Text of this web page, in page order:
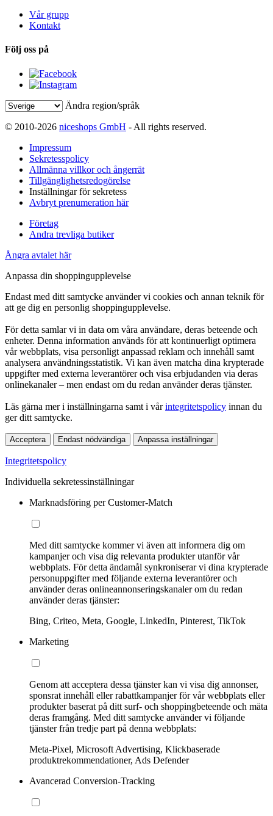
Vår grupp
Kontakt
Följ oss på
Ändra region/språk
© 2010-2026 niceshops GmbH - All rights reserved.
Impressum
Sekretesspolicy
Allmänna villkor och ångerrät
Tillgänglighetsredogörelse
Inställningar för sekretess
Avbryt prenumeration här
Företag
Andra trevliga butiker
Ångra avtalet här
Anpassa din shoppingupplevelse
Endast med ditt samtycke använder vi cookies och annan teknik för
att ge dig en personlig shoppingupplevelse.
För detta samlar vi in data om våra användare, deras beteende och
enheter. Denna information används för att kontinuerligt optimera
vår webbplats, visa personligt anpassad reklam och innehåll samt
analysera användningsstatistik. Vi kan även matcha dina krypterade
uppgifter med externa leverantörer och visa erbjudanden via deras
onlinekanaler – men endast om du redan använder deras tjänster.
Läs gärna mer i inställningarna samt i vårintegritetspolicy innan du
ger ditt samtycke.
Acceptera Endast nödvändiga Anpassa inställningar
Integritetspolicy
Individuella sekretessinställningar
Marknadsföring per Customer-Match
Med ditt samtycke kommer vi även att informera dig om
kampanjer och visa dig relevanta produkter utanför vår
webbplats. För detta ändamål synkroniserar vi dina krypterade
personuppgifter med följande externa leverantörer och
använder deras onlineannonseringskanaler om du redan
använder deras tjänster:
Bing, Criteo, Meta, Google, LinkedIn, Pinterest, TikTok
Marketing
Genom att acceptera dessa tjänster kan vi visa dig annonser,
sponsrat innehåll eller rabattkampanjer för vår webbplats eller
produkter baserat på ditt surf- och shoppingbeteende och mäta
deras framgång. Med ditt samtycke använder vi följande
tjänster från tredje part på denna webbplats:
Meta-Pixel, Microsoft Advertising, Klickbaserade
produktrekommendationer, Ads Defender
Avancerad Conversion-Tracking